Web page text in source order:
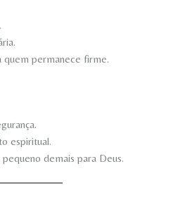
quem permanece firme.
espiritual.
demais para Deus.